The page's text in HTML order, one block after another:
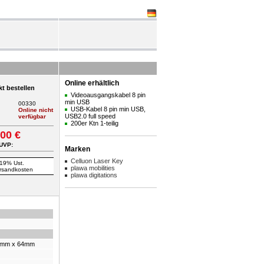
bestellen
00330
Online nicht
verfügbar
€
Ust.
x 64mm
Online erhältlich
Videoausgangskabel 8 pin
min USB
USB-Kabel 8 pin min USB,
USB2.0 full speed
200er Ktn 1-teilig
Marken
Celluon Laser Key
plawa mobilities
plawa digitations